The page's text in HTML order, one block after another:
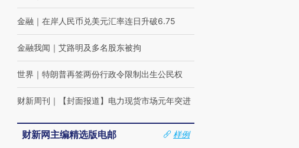
金融 ｜ 在岸人民币兑美元汇率连日升破6.75
金融我闻 ｜ 艾路明及多名股东被拘
世界 ｜ 特朗普再签两份行政令限制出生公民权
财新周刊 ｜ 【封面报道】电力现货市场元年突进
财新网主编精选版电邮
样例